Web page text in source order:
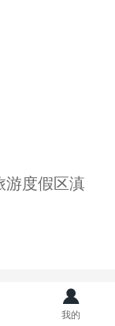
游度假区滇
我的